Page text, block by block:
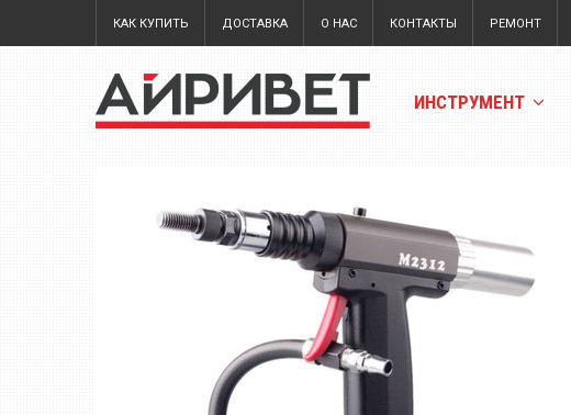
КАК КУПИТЬ ДОСТАВКА О НАС КОНТАКТЫ РЕМОНТ
ИНСТРУМЕНТ